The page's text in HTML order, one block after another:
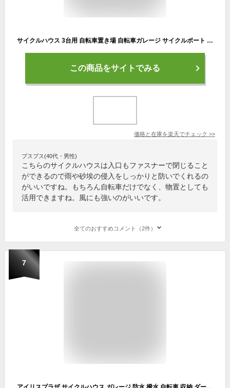
サイクルハウス 3台用 自転車置き場 自転車ガレージ サイクルポート サイクルテント バイクテント 駐輪所 UVカット 防水 家庭用 自転車 バイク カバー ガレージ 雨よけ 日よけ 収納 保管 物置 おしゃれ 送料無料 ###サイクルハウスB1803###
この商品をサイトでみる
価格と在庫を楽天でチェック >>
プスプス(40代・男性)
こちらのサイクルハウスは入口もファスナーで閉じること
ができるので雨や砂埃の侵入をしっかりと防いでくれるの
がいいですね。もちろん自転車だけでなく、物置としても
活用できますね。風にも強いのがいいです。
全てのおすすめコメント（2件）
7
アイリスプラザ サイクルハウス ガレージ 防水 撥水 自転車 収納 ダークブラウン 1~2台用 梅雨対策